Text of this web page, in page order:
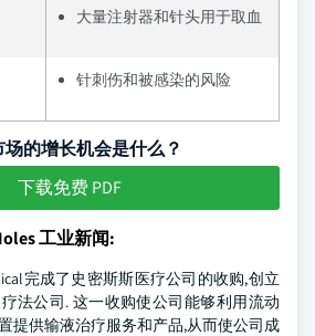
大量注射器和针头用于取血
针刺伤和被感染的风险
的增长机会是什么？
下载免费 PDF
工业新闻:
完成了史密斯斯医疗公司的收购,创立
法公司. 这一收购使公司能够利用流动
提供输液治疗服务和产品,从而使公司成